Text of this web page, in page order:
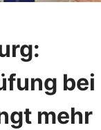
bei
mehr